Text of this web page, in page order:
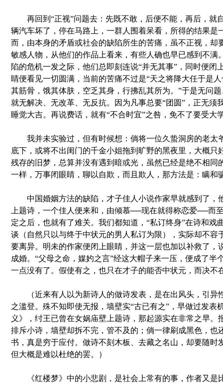
再回到“正视”问题去：先既不敢，后便不能，再后，就
辆汽车坏了，停在马路上，一群人围着呆看，所得的结果是
而，由本身的矛盾或社会的缺陷所生的苦痛，虽不正视，却
敏感人物，从他们的作品上看来，有些人确也早已感到不满
陷的危机一发之际，他们总即刻连说“并无其事”，同时便闭
睛便看见一切圆满，当前的苦痛不过是“天之将降大任于是
其筋骨，饿其体肤，空乏其身，行拂乱其所为。”于是无问
就无解决、无改革、无反抗。因为凡事总要“团圆”，正无须
睡觉大吉。再说费话，就有“不合时宜”之咎，免不了要受大
我并未实验过，但有时候想：倘将一位久蛰洞房的老太
底下，或将不出闺门的千金小姐拖到旷野的黑夜里，大概只
残存的旧梦，总算并没有遇到暗或光，虽然已经是绝不相同
一样，万事闭眼睛，聊以自欺，而且欺人，那方法是：瞒和
中国婚姻方法的缺陷，才子佳人小说作家早就感到了，
上题诗，一个佳人便来和，由倾慕──现在就得称恋爱──而
定之后，也就有了难关。我们都知道，“私订终身”在诗和戏
谈（自然只以与终于中状元的男人私订为限），实际却不容
要离异。明未的作家便闭上眼睛，并这一层也加以补救了，
成婚。“父母之命，媒妁之言”经这大帽子来一压，便成了半
一点没有了。假使有之，也只在才子的能否中状元，而决不
（近来有人以为新诗人的做诗发表，是在出风头，引异
之滥登。殊不知即使无报，墙壁实“古已有之”，早做过发表
义》，纣王已曾在女娲庙壁上题诗，那起源实在非常之早。
排斥小诗，墙壁却拆不完，管不及的；倘一律刷成黑色，也
书，真是穷于应付。做诗不刻木板、去藏之名山，却要随时
但大概是难以杜绝的罢。）
《红楼梦》中的小悲剧，是社会上常有的事，作者又是